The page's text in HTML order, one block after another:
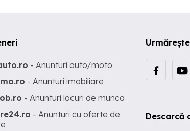
Descarcă
- Anunturi auto/moto
- Anunturi imobiliare
- Anunturi locuri de munca
- Anunturi cu oferte de